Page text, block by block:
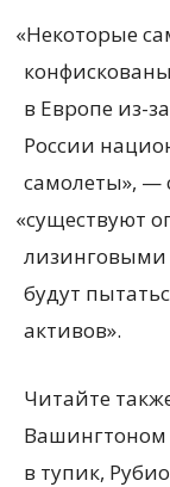
«Некоторые
в Европе из-
России
самолеты», —
«существуют
лизинговыми
будут
активов».
Читайте
в тупик,